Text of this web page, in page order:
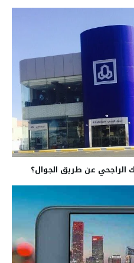
عن طريق الجوال؟